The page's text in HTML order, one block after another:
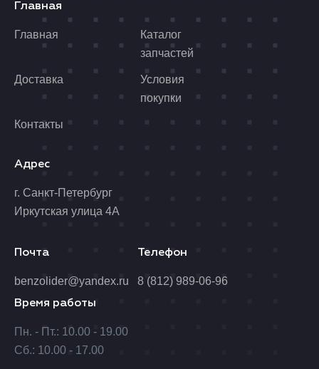
Главная
Главная
Каталог
запчастей
Доставка
Условия
покупки
Контакты
Адрес
г. Санкт-Петербург
Иркутская улица 4А
Время работы
Пн. - Пт.: 10.00 - 19.00
Сб.: 10.00 - 17.00
Почта
benzolider@yandex.ru
Телефон
8 (812) 989-06-96